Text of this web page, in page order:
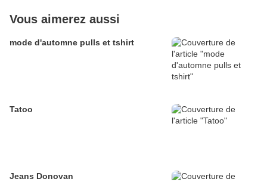
Vous aimerez aussi
mode d'automne pulls et tshirt
Tatoo
Jeans Donovan